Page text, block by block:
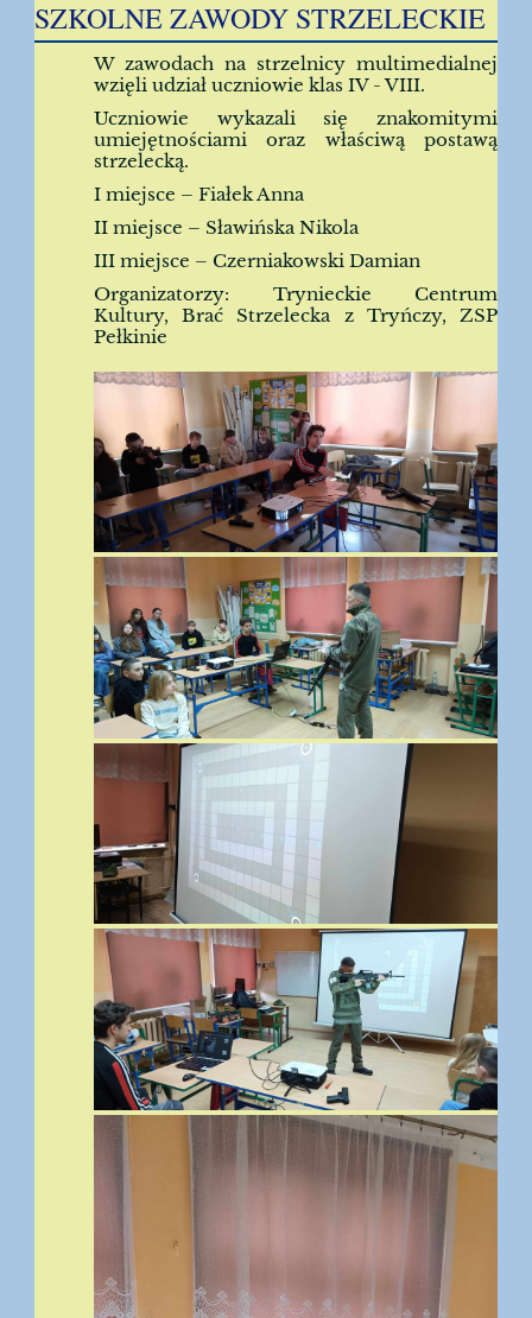
SZKOLNE ZAWODY STRZELECKIE
W zawodach na strzelnicy multimedialnej
wzięli udział uczniowie klas IV - VIII.
Uczniowie wykazali się znakomitymi
umiejętnościami oraz właściwą postawą
strzelecką.
I miejsce – Fiałek Anna
II miejsce – Sławińska Nikola
III miejsce – Czerniakowski Damian
Organizatorzy: Trynieckie Centrum
Kultury, Brać Strzelecka z Tryńczy, ZSP
Pełkinie